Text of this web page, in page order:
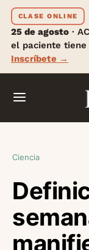
CLASE ONLINE
25 de agosto ·
el paciente tiene
Inscríbete →
Ciencia